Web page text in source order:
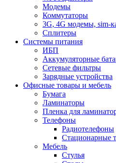
Модемы
Коммутаторы
3G, 4G модемы, sim-
Сплитеры
Системы питания
ИБП
Аккумуляторные
Сетевые фильтры
Зарядные устройства
Офисные товары и мебель
Бумага
Ламинаторы
Пленка для
Телефоны
Радиотелефоны
Стационарные
Мебель
Стулья